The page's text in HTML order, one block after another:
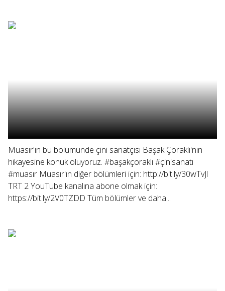
Muasır'ın bu bölümünde çini sanatçısı Başak Çoraklı'nın
hikayesine konuk oluyoruz. #başakçoraklı #çinisanatı
#muasır Muasır'ın diğer bölümleri için: http://bit.ly/30wTvJl
TRT 2 YouTube kanalına abone olmak için:
https://bit.ly/2V0TZDD Tüm bölümler ve daha...